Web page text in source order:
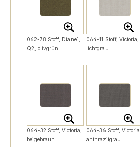
062-78 Stoff, Diane1,
Q2, olivgrün
064-11 Stoff, Victoria,
lichtgrau
064-32 Stoff, Victoria,
beigebraun
064-36 Stoff, Victoria,
anthrazitgrau